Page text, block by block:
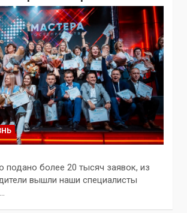
подано более 20 тысяч заявок, из
вышли наши специалисты